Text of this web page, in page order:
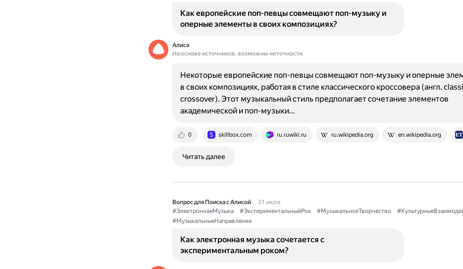
Как европейские поп-певцы совмещают поп-музыку и
оперные элементы в своих композициях?
Алиса
На основе источников, возможны неточности
0 skillbox.com ru.ruwiki.ru ru.wikipedia.org en.wikipedia.org
Некоторые европейские поп-певцы совмещают поп-музыку и оперные
в своих композициях, работая в стиле классического кроссовера (англ.
crossover). Этот музыкальный стиль предполагает сочетание элементов
академической и поп-музыки…
Читать далее
Вопрос для Поиска с Алисой
31 июля
#ЭлектроннаяМузыка
#ЭкспериментальныйРок #МузыкальноеТворчество
#МузыкальныеНаправления
Как электронная музыка сочетается с
экспериментальным роком?